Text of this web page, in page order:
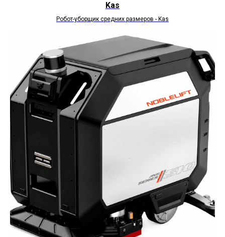
Kas
Робот-уборщик средних размеров - Kas